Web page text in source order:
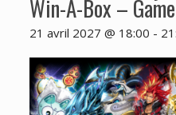
Win-A-Box –
21 avril 2027 @ 18:00 -